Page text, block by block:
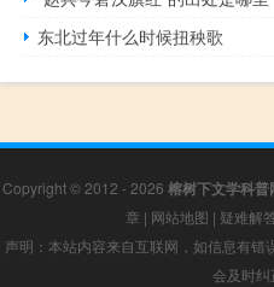
东北过年什么时候扭秧歌
Copyright © 2012 - 2026 榕树下文学科普
章 | 网站地图 | 疑难解
声明：本站内容来自互联网，如信息有
会及时